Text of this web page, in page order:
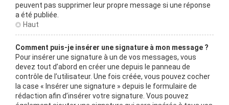
peuvent pas supprimer leur propre message si une réponse
a été publiée.
Haut
Comment puis-je insérer une signature à mon message ?
Pour insérer une signature à un de vos messages, vous
devez tout d’abord en créer une depuis le panneau de
contrôle de l’utilisateur. Une fois créée, vous pouvez cocher
la case « Insérer une signature » depuis le formulaire de
rédaction afin d’insérer votre signature. Vous pouvez